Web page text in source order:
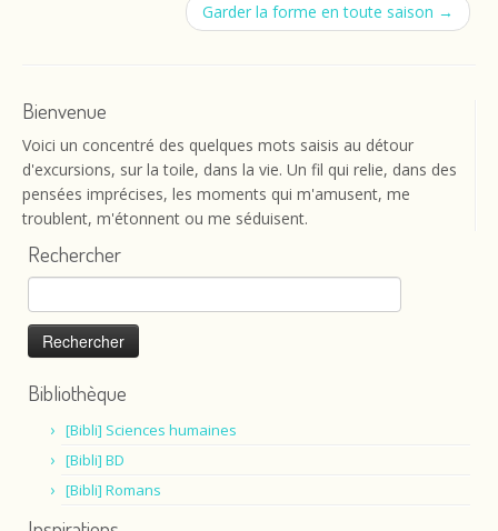
Garder la forme en toute saison →
Bienvenue
Voici un concentré des quelques mots saisis au détour
d'excursions, sur la toile, dans la vie. Un fil qui relie, dans des
pensées imprécises, les moments qui m'amusent, me
troublent, m'étonnent ou me séduisent.
Rechercher
Rechercher :
Bibliothèque
[Bibli] Sciences humaines
[Bibli] BD
[Bibli] Romans